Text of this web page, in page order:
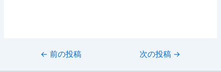
← 前の投稿 次の投稿 →